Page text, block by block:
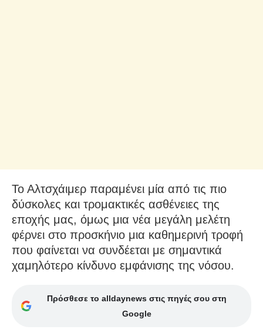
Το Αλτσχάιμερ παραμένει μία από τις πιο
δύσκολες και τρομακτικές ασθένειες της
εποχής μας, όμως μια νέα μεγάλη μελέτη
φέρνει στο προσκήνιο μια καθημερινή τροφή
που φαίνεται να συνδέεται με σημαντικά
χαμηλότερο κίνδυνο εμφάνισης της νόσου.
Πρόσθεσε το alldaynews στις πηγές σου στη
Google